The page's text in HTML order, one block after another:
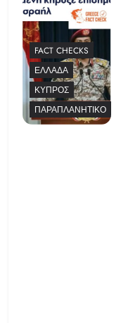
FACT CHECKS
ΕΛΛΆΔΑ
ΚΎΠΡΟΣ
ΠΑΡΑΠΛΑΝΗΤΙΚΌ